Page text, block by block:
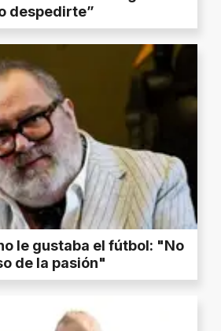
despedirte”
le gustaba el fútbol: "No
de la pasión"